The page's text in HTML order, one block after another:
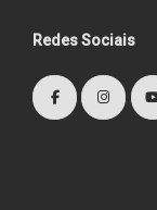
Redes Sociais